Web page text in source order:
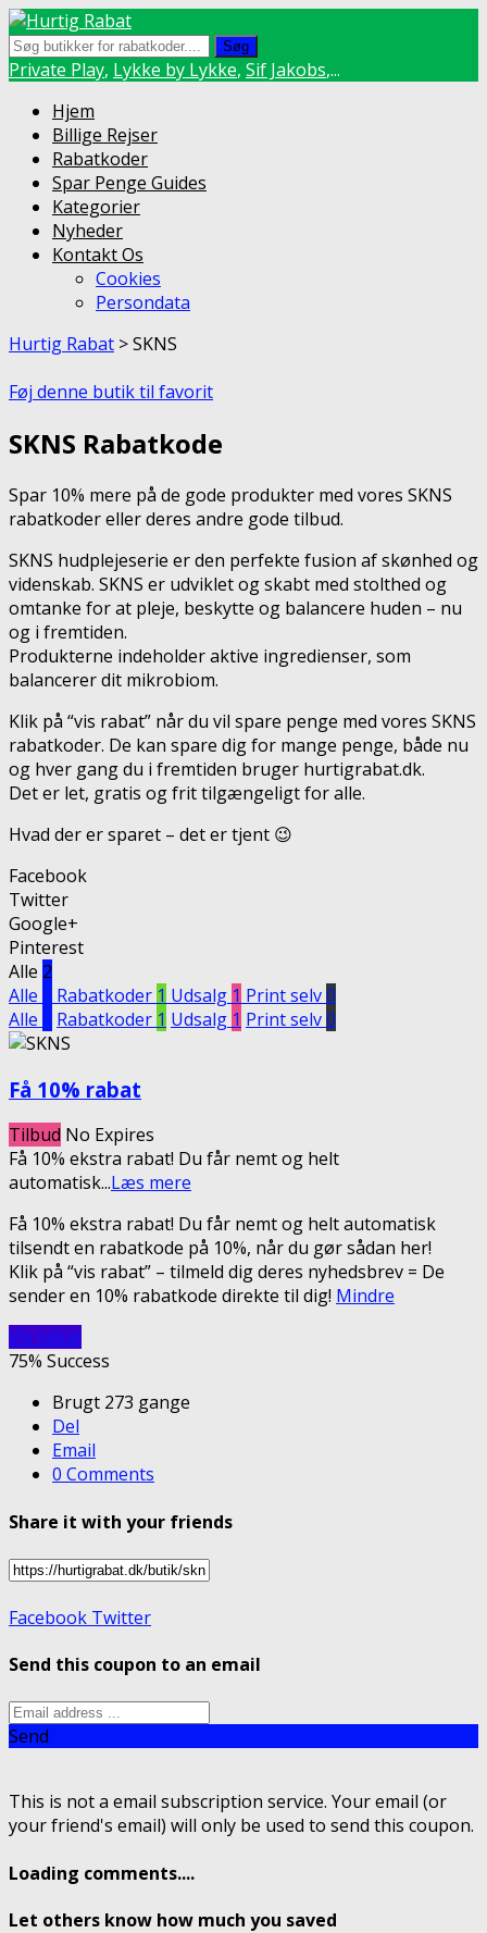
Søg
Private Play, Lykke by Lykke, Sif Jakobs,...
Skip
content
Hjem
Billige Rejser
Rabatkoder
Spar Penge Guides
Kategorier
Nyheder
Kontakt Os
Cookies
Persondata
Hurtig Rabat >SKNS
Føj denne butik til favorit
SKNS Rabatkode
Spar 10% mere på de gode produkter med vores SKNS
rabatkoder eller deres andre gode tilbud.
SKNS hudplejeserie er den perfekte fusion af skønhed og
videnskab. SKNS er udviklet og skabt med stolthed og
omtanke for at pleje, beskytte og balancere huden – nu
og i fremtiden.
Produkterne indeholder aktive ingredienser, som
balancerer dit mikrobiom.
Klik på “vis rabat” når du vil spare penge med vores SKNS
rabatkoder. De kan spare dig for mange penge, både nu
og hver gang du i fremtiden bruger hurtigrabat.dk.
Det er let, gratis og frit tilgængeligt for alle.
Hvad der er sparet – det er tjent 😉
Facebook
Twitter
Google+
Pinterest
Alle 2
Alle
Rabatkoder 1 Udsalg 1 Print selv0
Alle
Rabatkoder 1 Udsalg 1 Print selv0
Få 10% rabat
Tilbud No Expires
Få 10% ekstra rabat! Du får nemt og helt
automatisk...Læs mere
Få 10% ekstra rabat! Du får nemt og helt automatisk
tilsendt en rabatkode på 10%, når du gør sådan her!
Klik på “vis rabat” – tilmeld dig deres nyhedsbrev = De
sender en 10% rabatkode direkte til dig! Mindre
Vis rabat
75% Success
Brugt 273 gange
Del
Email
0 Comments
Share it with your friends
Facebook Twitter
Send this coupon to an email
Send
This is not a email subscription service. Your email (or
your friend's email) will only be used to send this coupon.
Loading comments....
Let others know how much you saved